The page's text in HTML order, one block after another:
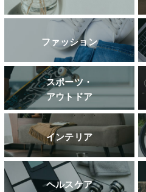
ファッション
スポーツ・
アウトドア
インテリア
ヘルスケア